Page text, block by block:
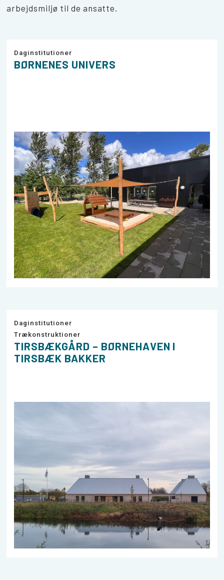
arbejdsmiljø til de ansatte.
Daginstitutioner
BØRNENES UNIVERS
Daginstitutioner
Trækonstruktioner
TIRSBÆKGÅRD – BØRNEHAVEN I
TIRSBÆK BAKKER